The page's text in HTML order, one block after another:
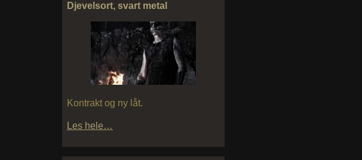
Djevelsort, svart metal
Kontrakt og ny låt.
Les hele…